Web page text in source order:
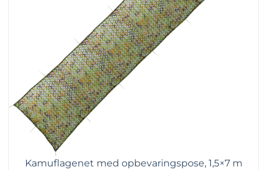
Kamuflagenet med opbevaringspose, 1,5×7 m